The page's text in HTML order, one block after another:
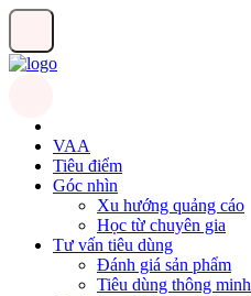
VAA
Tiêu điểm
Góc nhìn
Xu hướng quảng cáo
Học từ chuyên gia
Tư vấn tiêu dùng
Đánh giá sản phẩm
Tiêu dùng thông minh